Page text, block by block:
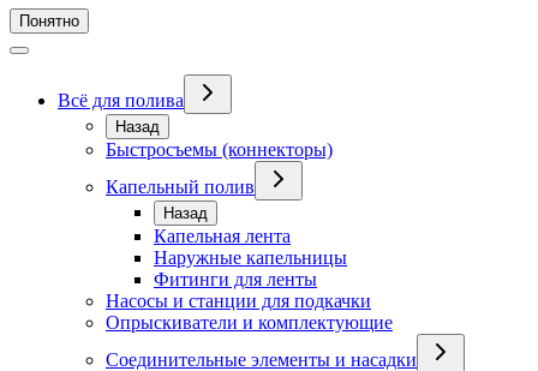
Понятно
Всё для полива
Назад
Быстросъемы (коннекторы)
Капельный полив
Назад
Капельная лента
Наружные капельницы
Фитинги для ленты
Насосы и станции для подкачки
Опрыскиватели и комплектующие
Соединительные элементы и насадки